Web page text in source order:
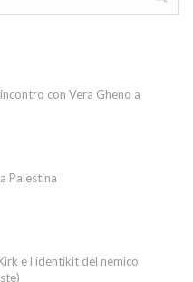
con Vera Gheno a
Palestina
e l’identikit del nemico